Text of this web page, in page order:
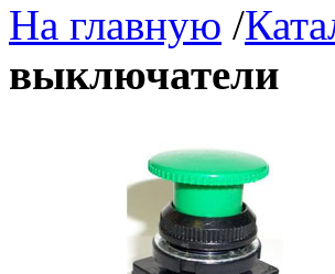
На главную /
выключатели